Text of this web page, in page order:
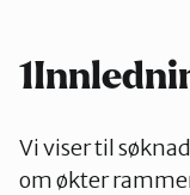
Vi viser til
om økter